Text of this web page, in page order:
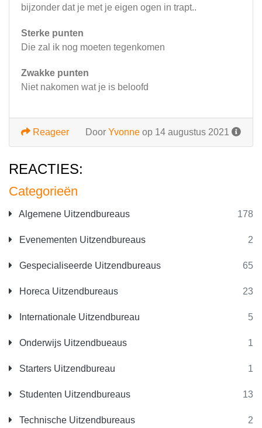
Categorieën
Algemene Uitzendbureaus 178
Evenementen Uitzendbureaus 2
Gespecialiseerde Uitzendbureaus 65
Horeca Uitzendbureaus 23
Internationale Uitzendbureau 5
Onderwijs Uitzendbueaus 1
Starters Uitzendbureau 1
Studenten Uitzendbureaus 13
Technische Uitzendbureaus 2
bijzonder dat je met je eigen ogen in trapt..
Sterke punten
Die zal ik nog moeten tegenkomen
Zwakke punten
Niet nakomen wat je is beloofd
Door Yvonne op 14 augustus 2021
Reageer
REACTIES: